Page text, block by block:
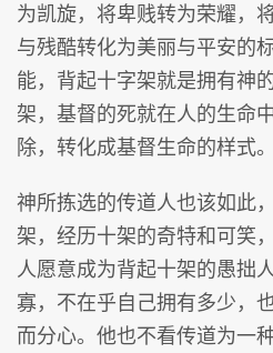
为凯旋，将卑贱转为荣耀，
与残酷转化为美丽与平安的
能，背起十字架就是拥有神
架，基督的死就在人的生命
除，转化成基督生命的样式。
神所拣选的传道人也该如此
架，经历十架的奇特和可笑
人愿意成为背起十架的愚拙
寡，不在乎自己拥有多少，
而分心。他也不看传道为一